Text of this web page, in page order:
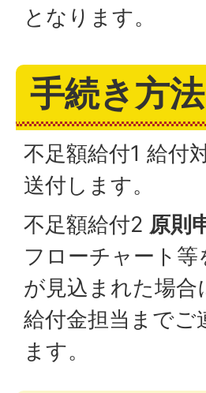
となります。
手続き方法
不足額給付1 給付
送付します。
不足額給付2 原則
フローチャート
が見込まれた場
給付金担当まで
ます。